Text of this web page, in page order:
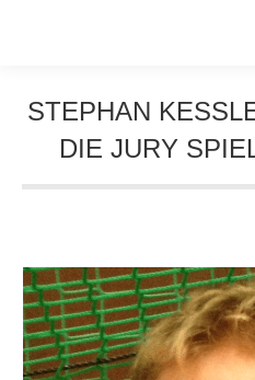
STEPHAN
DIE JURY